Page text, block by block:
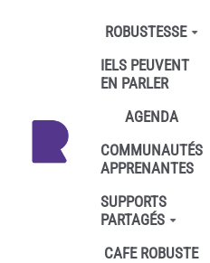
Aller au contenu principal
ROBUSTESSE
IELS PEUVENT
EN PARLER
AGENDA
COMMUNAUTÉS
APPRENANTES
SUPPORTS
PARTAGÉS
CAFE ROBUSTE